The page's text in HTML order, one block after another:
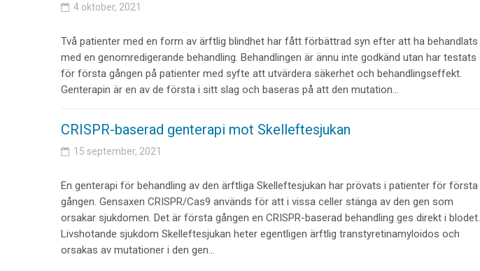
4 oktober, 2021
Två patienter med en form av ärftlig blindhet har fått förbättrad syn efter att ha behandlats
med en genomredigerande behandling. Behandlingen är ännu inte godkänd utan har testats
för första gången på patienter med syfte att utvärdera säkerhet och behandlingseffekt.
Genterapin är en av de första i sitt slag och baseras på att den mutation…
CRISPR-baserad genterapi mot Skelleftesjukan
15 september, 2021
En genterapi för behandling av den ärftliga Skelleftesjukan har prövats i patienter för första
gången. Gensaxen CRISPR/Cas9 används för att i vissa celler stänga av den gen som
orsakar sjukdomen. Det är första gången en CRISPR-baserad behandling ges direkt i blodet.
Livshotande sjukdom Skelleftesjukan heter egentligen ärftlig transtyretinamyloidos och
orsakas av mutationer i den gen…